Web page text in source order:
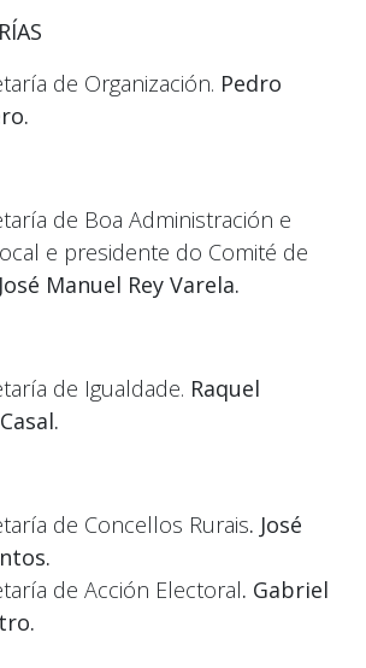
de Organización. Pedro
de Boa Administración e
e presidente do Comité de
José Manuel Rey Varela.
de Igualdade. Raquel
de Concellos Rurais. José
de Acción Electoral. Gabriel